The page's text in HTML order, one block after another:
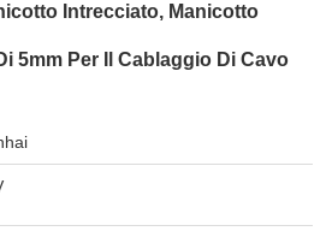
Intrecciato, Manicotto
5mm Per Il Cablaggio Di Cavo